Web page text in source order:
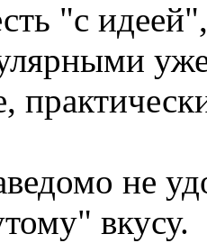
"с
не
вкусу.